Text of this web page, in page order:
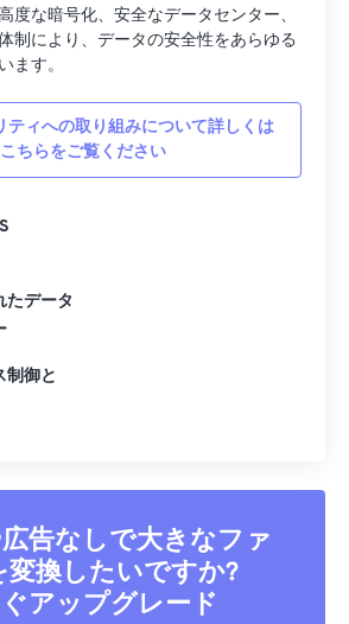
度な暗号化、安全なデータセンター、
制により、データの安全性をあらゆる
ます。
ティへの取り組みについて詳しくは
こちらをご覧ください
たデータ
制御と
告なしで大きなファ
変換したいですか?
アップグレード